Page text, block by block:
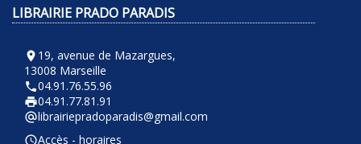
LIBRAIRIE PRADO PARADIS
room 19, avenue de Mazargues,
13008 Marseille
phone04.91.76.55.96
local_printshop04.91.77.81.91
alternate_emaillibrairiepradoparadis@gmail.com
query_builderAccès - horaires